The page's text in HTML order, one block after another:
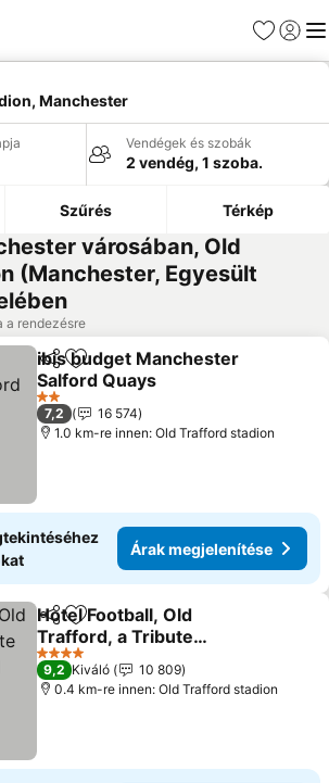
Kedvencek
Manchester
Vendégek és szobák
2 vendég, 1 szoba.
Szűrés Térkép
városában, Old
(Manchester, Egyesült
a rendezésre
Megosztás
Hozzáadás a kedvencekhez
ibis budget Manchester
Salford Quays
Árak megjelenítése
2 Kategória
7,2
16 574
1.0 km-re innen: Old Trafford stadion
Árak megjelenítése
Megosztás
Hozzáadás a kedvencekhez
Hotel Football, Old
Trafford, a Tribute
Portfolio Hotel
Árak megjelenítése
4 Kategória
9,2 Kiváló
10 809
0.4 km-re innen: Old Trafford stadion